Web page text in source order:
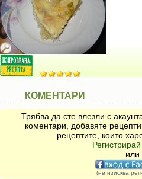
КОМЕНТАРИ
Трябва да сте влезли с
коментари, добавяте
рецептите, които
или
(не изисква